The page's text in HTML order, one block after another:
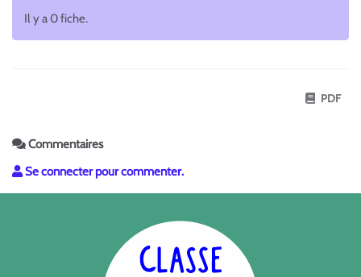
Il y a 0 fiche.
PDF
Commentaires
Se connecter pour commenter.